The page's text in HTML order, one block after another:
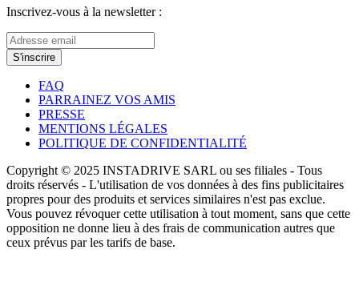
Inscrivez-vous à la newsletter :
S'inscrire
FAQ
PARRAINEZ VOS AMIS
PRESSE
MENTIONS LÉGALES
POLITIQUE DE CONFIDENTIALITÉ
Copyright © 2025 INSTADRIVE SARL ou ses filiales - Tous
droits réservés - L'utilisation de vos données à des fins publicitaires
propres pour des produits et services similaires n'est pas exclue.
Vous pouvez révoquer cette utilisation à tout moment, sans que cette
opposition ne donne lieu à des frais de communication autres que
ceux prévus par les tarifs de base.